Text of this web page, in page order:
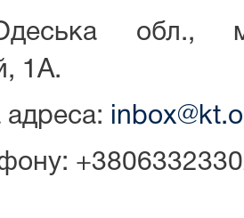
обл.,
1А.
адреса: